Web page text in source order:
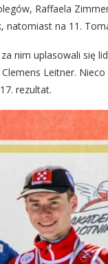
Raffaela
natomiast na 11.
nim uplasowali się
Leitner. Nieco
rezultat.